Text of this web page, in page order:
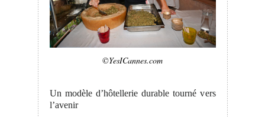
©YesICannes.com
Un modèle d’hôtellerie durable tourné vers
l’avenir